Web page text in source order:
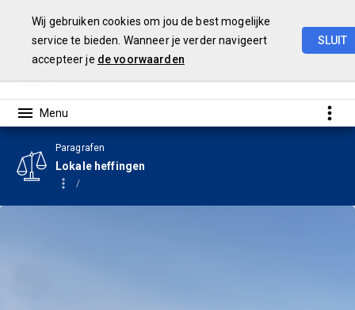
Wij gebruiken cookies om jou de best mogelijke
service te bieden. Wanneer je verder navigeert
accepteer je de voorwaarden
SLUIT
Paragrafen
Lokale heffingen